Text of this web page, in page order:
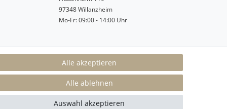
97348 Willanzheim
Mo-Fr: 09:00 - 14:00 Uhr
Persönlich:093 26 - 97 97 90
Alle akzeptieren
Alle ablehnen
Auswahl akzeptieren